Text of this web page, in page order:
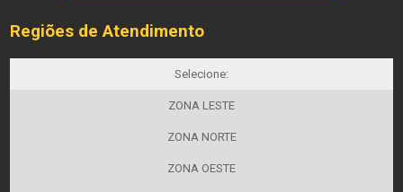
Regiões de Atendimento
Selecione:
ZONA LESTE
ZONA NORTE
ZONA OESTE